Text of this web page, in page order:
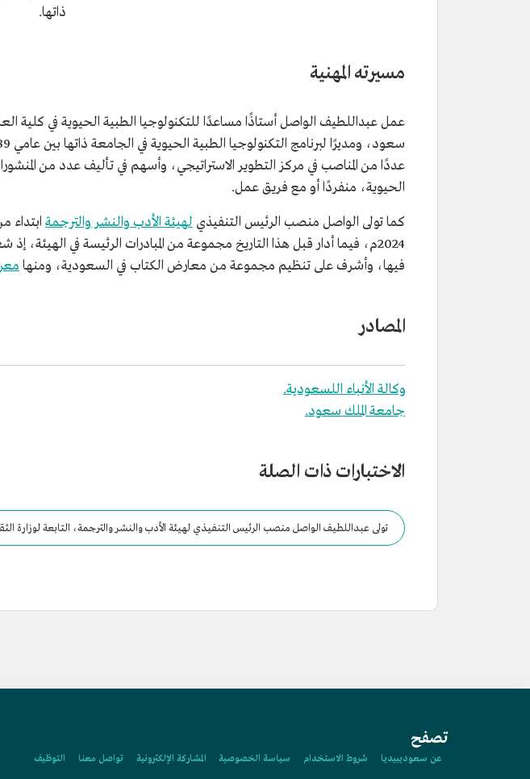
المؤهلات العلمية
واترلو في كندا.
الدكتوراه في هندسة تصميم النظم من جامعة
واترلو في كندا.
المنصب الحالي
الرئيس التنفيذي لهيئة الأدب والنشر والترجمة.
المنصب السابق
مدير عام قطاع النشر في هيئة الأدب والنشر
ذاتها.
مسيرته المهنية
عمل عبداللطيف الواصل أستاذًا مساعدًا للتكنولوجيا الطبية الحيوية في كلية
عددًا من المناصب في مركز التطوير الاستراتيجي، وأسهم في تأليف عدد من
الحيوية، منفردًا أو مع فريق عمل.
كما تولى الواصل منصب الرئيس التنفيذي لهيئة الأدب والنشر والترجمة
2024م، فيما أدار قبل هذا التاريخ مجموعة من المبادرات الرئيسة في الهيئة،
فيها، وأشرف على تنظيم مجموعة من معارض الكتاب في السعودية، ومنها
المصادر
وكالة الأنباء اللسعودية.
جامعة الملك سعود.
الاختبارات ذات الصلة
تولى عبداللطيف الواصل منصب الرئيس التنفيذي لهيئة الأدب والنشر والترجمة، التابعة لوزارة الثقافة عام:
تصفح
عن سعوديبيديا شروط الاستخدام سياسة الخصوصية المشاركة الإلكترونية تواصل معنا التوظيف